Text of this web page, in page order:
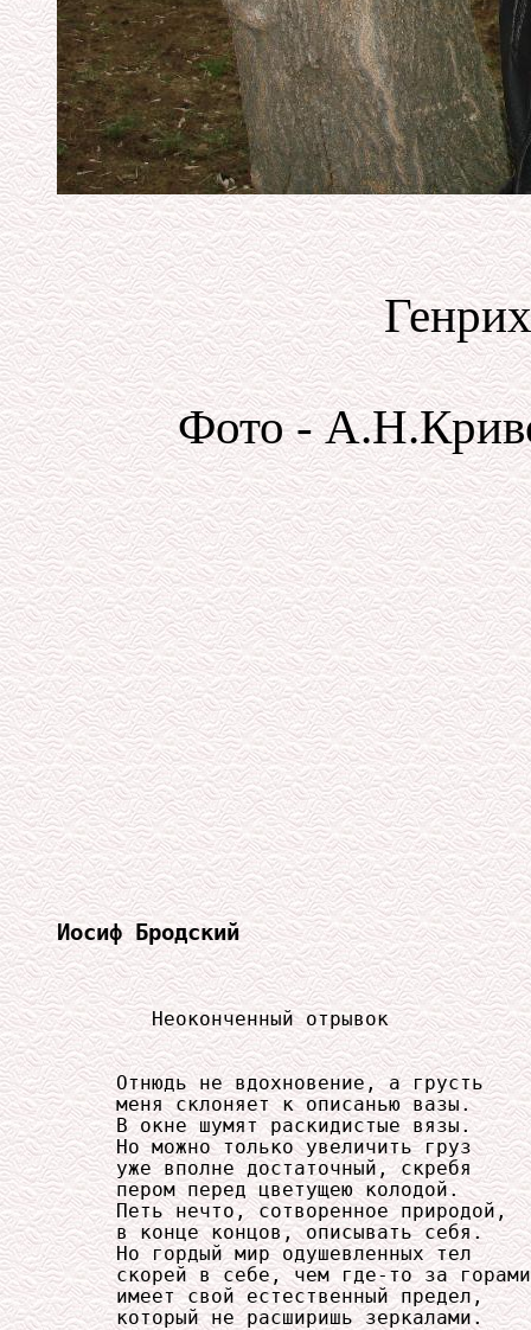
Фото -
Иосиф Бродский
        Неоконченный отрывок
     Отнюдь не вдохновение, а грусть
     меня склоняет к описанью вазы.
     В окне шумят раскидистые вязы.
     Но можно только увеличить груз
     уже вполне достаточный, скребя
     пером перед цветущею колодой.
     Петь нечто, сотворенное природой,
     в конце концов, описывать себя.
     Но гордый мир одушевленных тел
скорей в себе, чем где-то за
     имеет свой естественный предел,
     который не расширишь зеркалами.